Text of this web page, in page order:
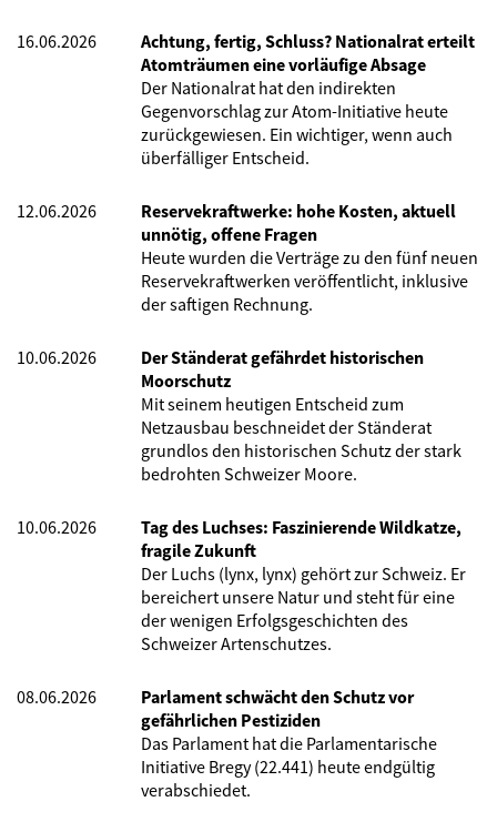
16.06.2026
Achtung, fertig, Schluss? Nationalrat erteilt
Atomträumen eine vorläufige Absage
Der Nationalrat hat den indirekten
Gegenvorschlag zur Atom-Initiative heute
zurückgewiesen. Ein wichtiger, wenn auch
überfälliger Entscheid.
12.06.2026
Reservekraftwerke: hohe Kosten, aktuell
unnötig, offene Fragen
Heute wurden die Verträge zu den fünf neuen
Reservekraftwerken veröffentlicht, inklusive
der saftigen Rechnung.
10.06.2026
Der Ständerat gefährdet historischen
Moorschutz
Mit seinem heutigen Entscheid zum
Netzausbau beschneidet der Ständerat
grundlos den historischen Schutz der stark
bedrohten Schweizer Moore.
10.06.2026
Tag des Luchses: Faszinierende Wildkatze,
fragile Zukunft
Der Luchs (lynx, lynx) gehört zur Schweiz. Er
bereichert unsere Natur und steht für eine
der wenigen Erfolgsgeschichten des
Schweizer Artenschutzes.
08.06.2026
Parlament schwächt den Schutz vor
gefährlichen Pestiziden
Das Parlament hat die Parlamentarische
Initiative Bregy (22.441) heute endgültig
verabschiedet.